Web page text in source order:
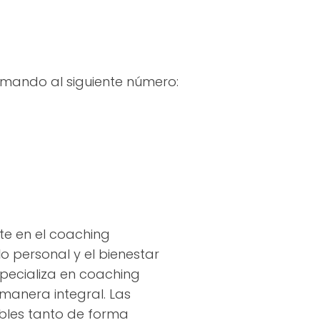
al siguiente número:
en el coaching
personal y el bienestar
en coaching
integral. Las
tanto de forma